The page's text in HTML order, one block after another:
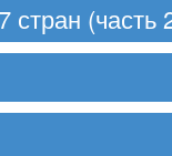
стран (часть